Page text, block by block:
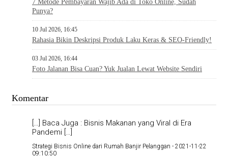
7 Metode Pembayaran Wajib Ada di Toko Online, Sudah
Punya?
10 Jul 2026, 16:45
Rahasia Bikin Deskripsi Produk Laku Keras & SEO-Friendly!
03 Jul 2026, 16:44
Foto Jalanan Bisa Cuan? Yuk Jualan Lewat Website Sendiri
Komentar
[…] Baca Juga : Bisnis Makanan yang Viral di Era
Pandemi […]
Strategi Bisnis Online dari Rumah Banjir Pelanggan - 2021-11-22
09:10:50